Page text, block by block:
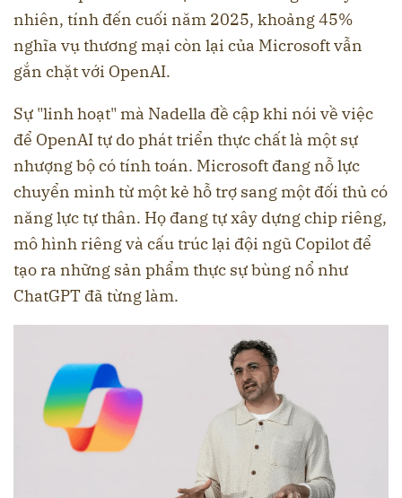
nhiên, tính đến cuối năm 2025, khoảng 45%
nghĩa vụ thương mại còn lại của Microsoft vẫn
gắn chặt với OpenAI.
Sự "linh hoạt" mà Nadella đề cập khi nói về việc
để OpenAI tự do phát triển thực chất là một sự
nhượng bộ có tính toán. Microsoft đang nỗ lực
chuyển mình từ một kẻ hỗ trợ sang một đối thủ có
năng lực tự thân. Họ đang tự xây dựng chip riêng,
mô hình riêng và cấu trúc lại đội ngũ Copilot để
tạo ra những sản phẩm thực sự bùng nổ như
ChatGPT đã từng làm.